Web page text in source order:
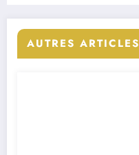
AUTRES ARTICLES